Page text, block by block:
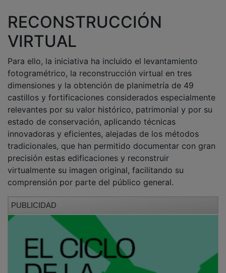
RECONSTRUCCIÓN
VIRTUAL
fotogramétrico, la reconstrucción virtual en tres
dimensiones y la obtención de planimetría de 49
castillos y fortificaciones considerados especialmente
relevantes por su valor histórico, patrimonial y por su
estado de conservación, aplicando técnicas
innovadoras y eficientes, alejadas de los métodos
tradicionales, que han permitido documentar con gran
precisión estas edificaciones y reconstruir
virtualmente su imagen original, facilitando su
comprensión por parte del público general.